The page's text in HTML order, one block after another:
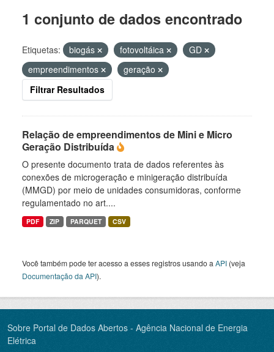
1 conjunto de dados encontrado
Etiquetas: biogás fotovoltáica
GD
empreendimentos
geração
Filtrar Resultados
Relação de empreendimentos de Mini e Micro
Geração Distribuída
O presente documento trata de dados referentes às
conexões de microgeração e minigeração distribuída
(MMGD) por meio de unidades consumidoras, conforme
regulamentado no art....
PDF ZIP PARQUET CSV
Você também pode ter acesso a esses registros usando a API (veja
Documentação da API).
Sobre Portal de Dados Abertos - Agência Nacional de Energia
Elétrica